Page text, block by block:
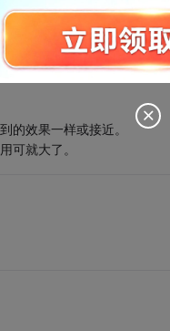
的效果一样或接近。
可就大了。